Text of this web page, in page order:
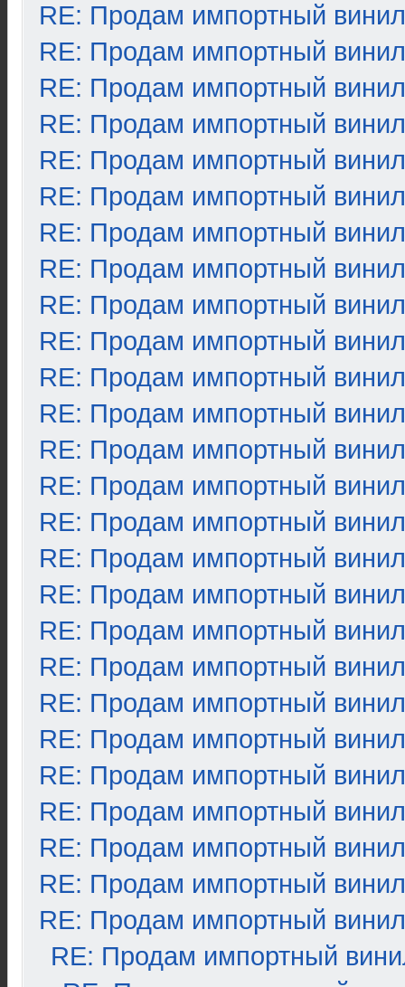
RE: Продам импортный винил
RE: Продам импортный винил
RE: Продам импортный винил
RE: Продам импортный винил
RE: Продам импортный винил
RE: Продам импортный винил
RE: Продам импортный винил
RE: Продам импортный винил
RE: Продам импортный винил
RE: Продам импортный винил
RE: Продам импортный винил
RE: Продам импортный винил
RE: Продам импортный винил
RE: Продам импортный винил
RE: Продам импортный винил
RE: Продам импортный винил
RE: Продам импортный винил
RE: Продам импортный винил
RE: Продам импортный винил
RE: Продам импортный винил
RE: Продам импортный винил
RE: Продам импортный винил
RE: Продам импортный винил
RE: Продам импортный винил
RE: Продам импортный винил
RE: Продам импортный винил
RE: Продам импортный